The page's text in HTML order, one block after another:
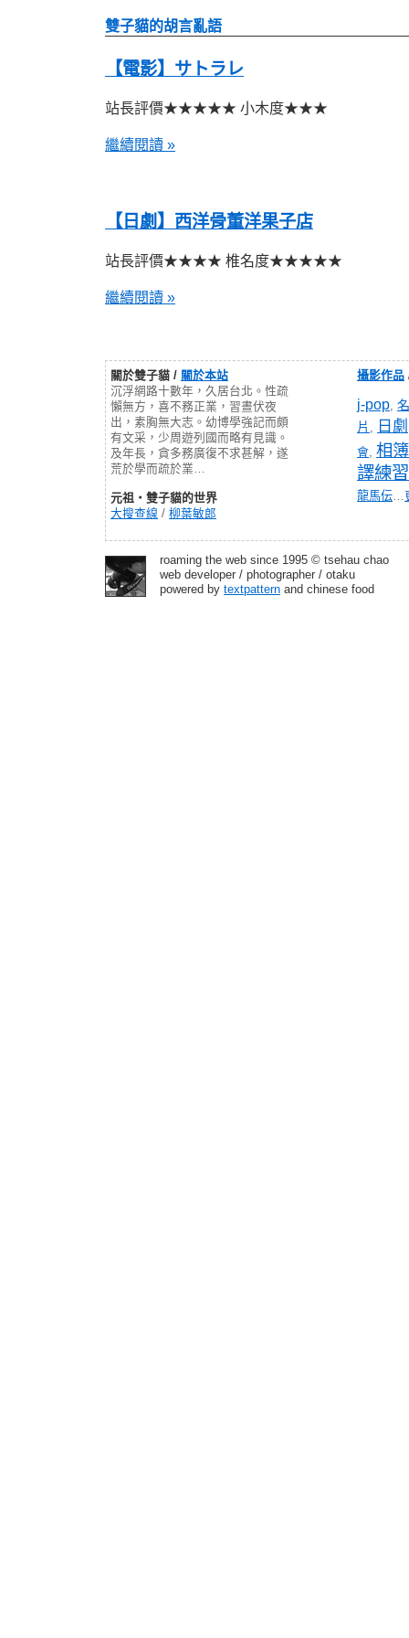
雙子貓的胡言亂語
【電影】サトラレ
站長評價★★★★★ 小木度★★★
繼續閱讀 »
【日劇】西洋骨董洋果子店
站長評價★★★★ 椎名度★★★★★
繼續閱讀 »
關於雙子貓 / 關於本站
沉浮網路十數年，久居台北。性疏
懶無方，喜不務正業，習晝伏夜
出，素胸無大志。幼博學強記而頗
有文采，少周遊列國而略有見識。
及年長，貪多務廣復不求甚解，遂
荒於學而疏於業…
元祖‧雙子貓的世界
大搜查線 / 柳葉敏郎
攝影作品
j-pop,
片 , 日劇
會, 相簿
譯練習
龍馬伝…
roaming the web since 1995 © tsehau chao
web developer / photographer / otaku
powered by textpattern and chinese food